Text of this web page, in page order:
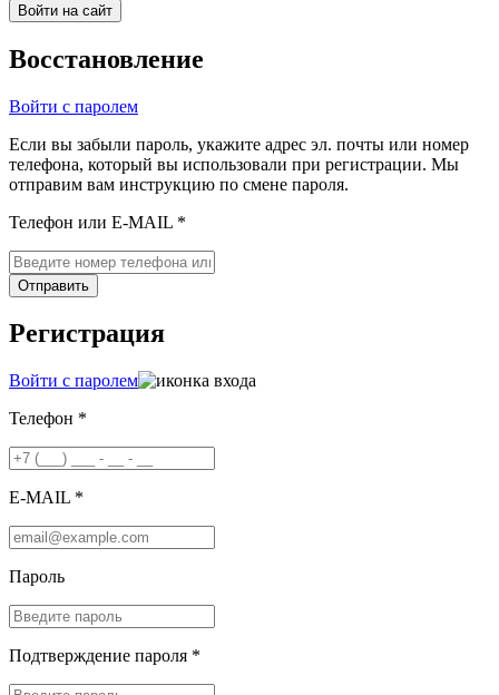
Войти на сайт
Восстановление
Войти с паролем
Если вы забыли пароль, укажите адрес эл. почты или номер
телефона, который вы использовали при регистрации. Мы
отправим вам инструкцию по смене пароля.
Телефон или E-MAIL *
Отправить
Регистрация
Войти с паролем
Телефон *
E-MAIL *
Пароль
Подтверждение пароля *